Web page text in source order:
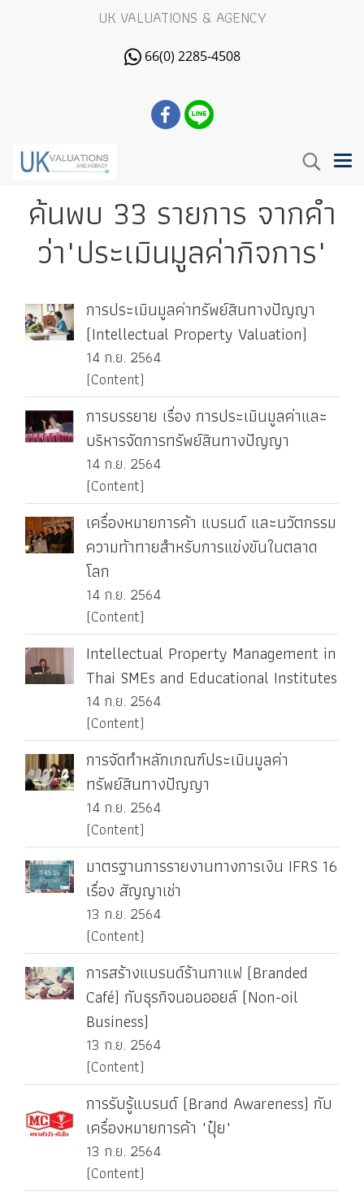
UK VALUATIONS & AGENCY
66(0) 2285-4508
ค้นพบ 33 รายการ จากคำ
ว่า"ประเมินมูลค่ากิจการ"
การประเมินมูลค่าทรัพย์สินทางปัญญา
(Intellectual Property Valuation)
14 ก.ย. 2564
(Content)
การบรรยาย เรื่อง การประเมินมูลค่าและ
บริหารจัดการทรัพย์สินทางปัญญา
14 ก.ย. 2564
(Content)
เครื่องหมายการค้า แบรนด์ และนวัตกรรม
ความท้าทายสำหรับการแข่งขันในตลาด
โลก
14 ก.ย. 2564
(Content)
Intellectual Property Management in
Thai SMEs and Educational Institutes
14 ก.ย. 2564
(Content)
การจัดทำหลักเกณฑ์ประเมินมูลค่า
ทรัพย์สินทางปัญญา
14 ก.ย. 2564
(Content)
มาตรฐานการรายงานทางการเงิน IFRS 16
เรื่อง สัญญาเช่า
13 ก.ย. 2564
(Content)
การสร้างแบรนด์ร้านกาแฟ (Branded
Café) กับธุรกิจนอนออยล์ (Non-oil
Business)
13 ก.ย. 2564
(Content)
การรับรู้แบรนด์ (Brand Awareness) กับ
เครื่องหมายการค้า "ปุ๋ย"
13 ก.ย. 2564
(Content)